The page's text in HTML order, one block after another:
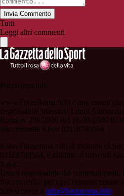
Invia Commento
Tutti
Leggi altri commenti
Forzaroma.info
www.ForzaRoma.info è una testata
responsabile Massimo Limiti
Roma n. 299/2009 del 18-09-2009
Soccermedia P.Iva: 02118780564
Il sito Forzaroma.info di titolarità di
02118780564, è affiliato al network
S.p.a..
Unico responsabile dei contenuti
Soccermedia; per ogni comunicazione
Sito scrivere a info@forzaroma.info